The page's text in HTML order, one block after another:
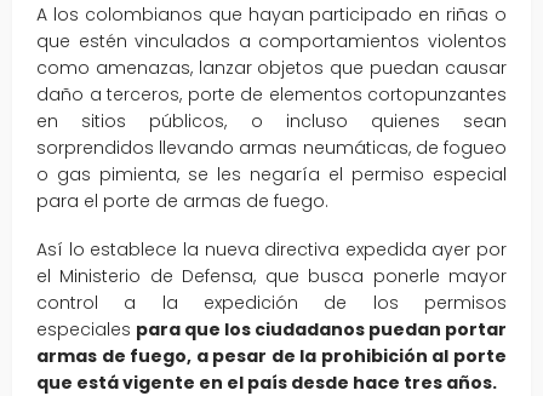
A los colombianos que hayan participado en riñas o
que estén vinculados a comportamientos violentos
como amenazas, lanzar objetos que puedan causar
daño a terceros, porte de elementos cortopunzantes
en sitios públicos, o incluso quienes sean
sorprendidos llevando armas neumáticas, de fogueo
o gas pimienta, se les negaría el permiso especial
para el porte de armas de fuego.
Así lo establece la nueva directiva expedida ayer por
el Ministerio de Defensa, que busca ponerle mayor
control a la expedición de los permisos
especiales para que los ciudadanos puedan portar
armas de fuego, a pesar de la prohibición al porte
que está vigente en el país desde hace tres años.